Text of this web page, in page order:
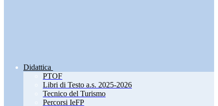
Didattica
PTOF
Libri di Testo a.s. 2025-2026
Tecnico del Turismo
Percorsi IeFP